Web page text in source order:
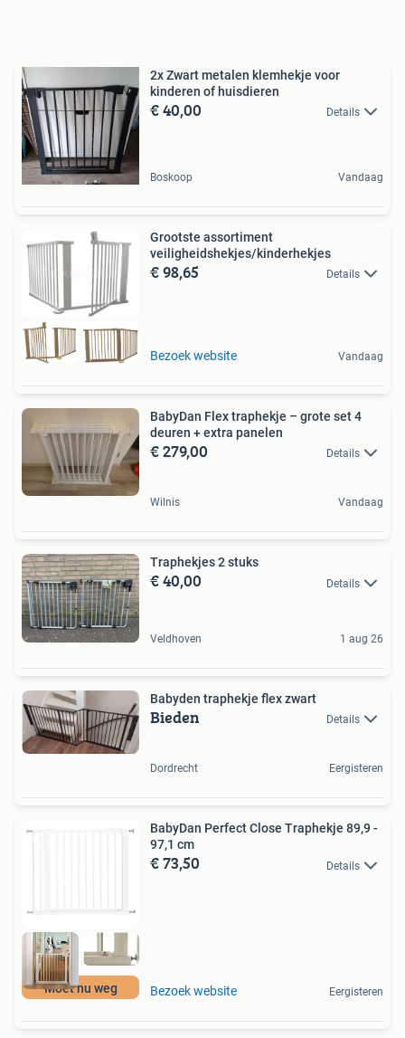
2x Zwart metalen klemhekje voor
kinderen of huisdieren
€ 40,00 Details
Boskoop Vandaag
Grootste assortiment
veiligheidshekjes/kinderhekjes
€ 98,65 Details
Bezoek website Vandaag
BabyDan Flex traphekje – grote set 4
deuren + extra panelen
€ 279,00 Details
Wilnis Vandaag
Traphekjes 2 stuks
€ 40,00 Details
Veldhoven 1 aug 26
Babyden traphekje flex zwart
Bieden Details
Dordrecht Eergisteren
Moet nu weg
BabyDan Perfect Close Traphekje 89,9 -
97,1 cm
€ 73,50 Details
Bezoek website Eergisteren